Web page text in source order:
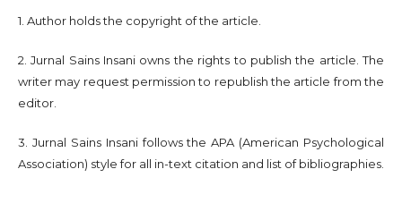
1. Author holds the copyright of the article.
2. Jurnal Sains Insani owns the rights to publish the article. The
writer may request permission to republish the article from the
editor.
3. Jurnal Sains Insani follows the APA (American Psychological
Association) style for all in-text citation and list of bibliographies.